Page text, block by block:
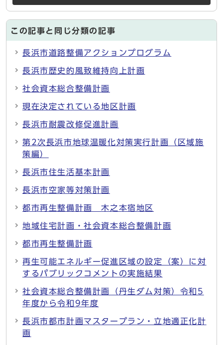
この記事と同じ分類の記事
長浜市道路整備アクションプログラム
長浜市歴史的風致維持向上計画
社会資本総合整備計画
現在決定されている地区計画
長浜市耐震改修促進計画
第2次長浜市地球温暖化対策実行計画（区域施
策編）
長浜市住生活基本計画
長浜市空家等対策計画
都市再生整備計画 木之本宿地区
地域住宅計画・社会資本総合整備計画
都市再生整備計画
再生可能エネルギー促進区域の設定（案）に対
するパブリックコメントの実施結果
社会資本総合整備計画（丹生ダム対策）令和5
年度から令和9年度
長浜市都市計画マスタープラン・立地適正化計
画